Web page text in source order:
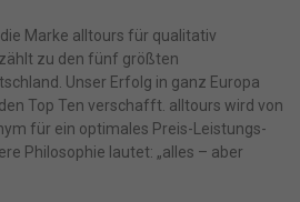
Marke alltours für qualitativ
zu den fünf größten
Unser Erfolg in ganz Europa
Top Ten verschafft. alltours wird von
für ein optimales Preis-Leistungs-
Philosophie lautet: „alles – aber